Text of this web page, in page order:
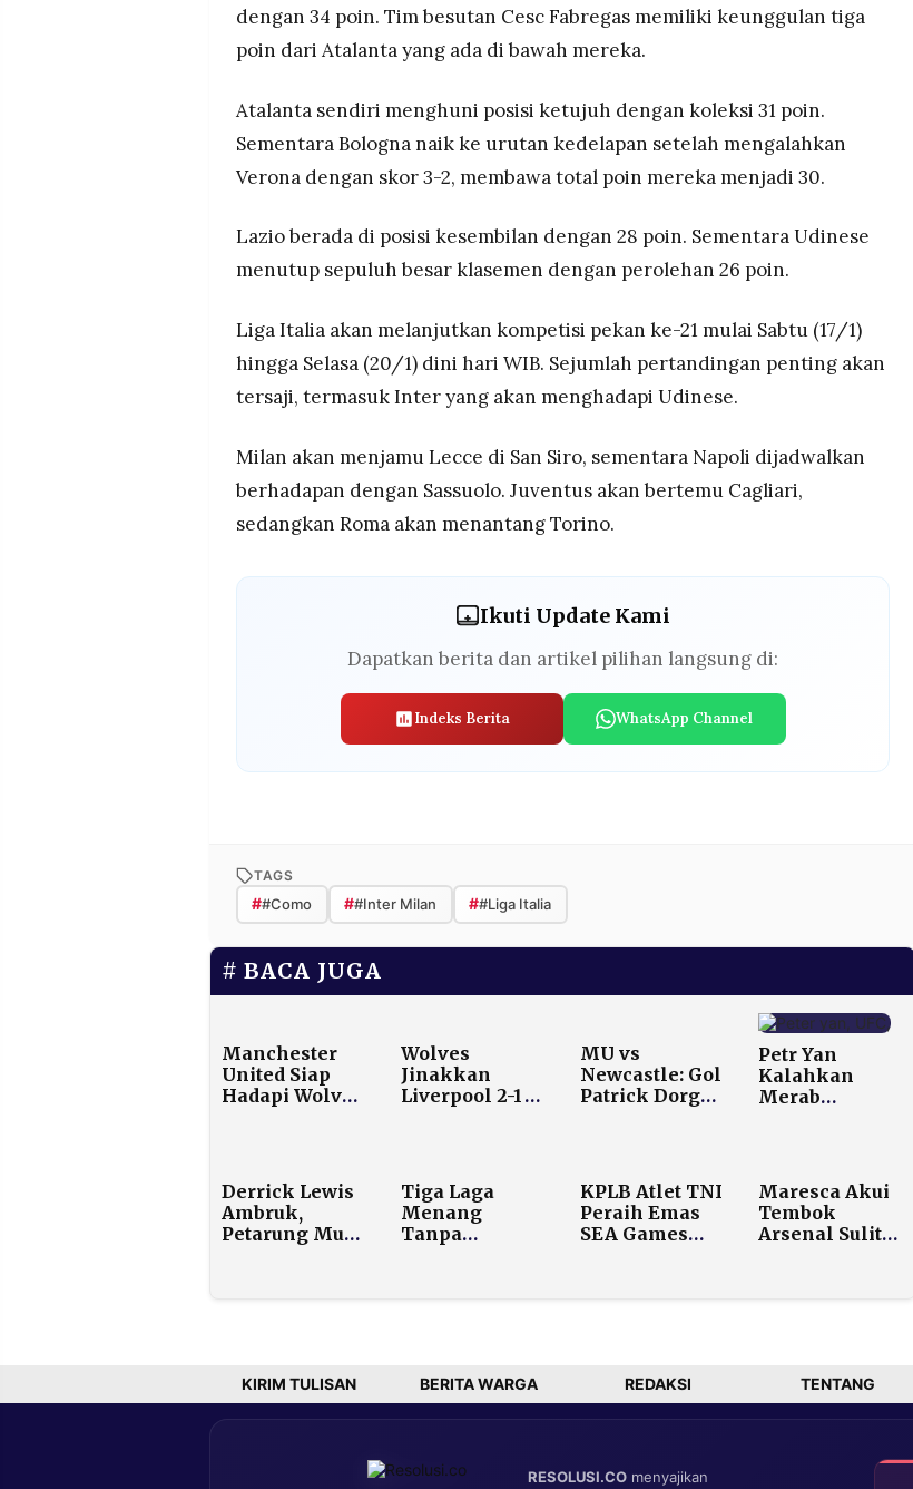
dengan 34 poin. Tim besutan Cesc Fabregas memiliki keunggulan tiga
poin dari Atalanta yang ada di bawah mereka.
Atalanta sendiri menghuni posisi ketujuh dengan koleksi 31 poin.
Sementara Bologna naik ke urutan kedelapan setelah mengalahkan
Verona dengan skor 3-2, membawa total poin mereka menjadi 30.
Lazio berada di posisi kesembilan dengan 28 poin. Sementara Udinese
menutup sepuluh besar klasemen dengan perolehan 26 poin.
Liga Italia akan melanjutkan kompetisi pekan ke-21 mulai Sabtu (17/1)
hingga Selasa (20/1) dini hari WIB. Sejumlah pertandingan penting akan
tersaji, termasuk Inter yang akan menghadapi Udinese.
Milan akan menjamu Lecce di San Siro, sementara Napoli dijadwalkan
berhadapan dengan Sassuolo. Juventus akan bertemu Cagliari,
sedangkan Roma akan menantang Torino.
Ikuti Update Kami
Dapatkan berita dan artikel pilihan langsung di:
Indeks Berita WhatsApp Channel
TAGS
##Como ##Inter Milan ##Liga Italia
BACA JUGA
Manchester
United Siap
Hadapi Wolves
Wolves
Jinakkan
Liverpool 2-1
MU vs
Newcastle: Gol
Patrick Dorgu
Petr Yan
Kalahkan
Merab
UFC di UFC 323
Derrick Lewis
Ambruk,
Petarung Muda
Tiga Laga
Menang
Tanpa
KPLB Atlet TNI
Peraih Emas
SEA Games
Maresca Akui
Tembok
Arsenal Sulit
KIRIM TULISAN BERITA WARGA REDAKSI TENTANG
RESOLUSI.CO menyajikan